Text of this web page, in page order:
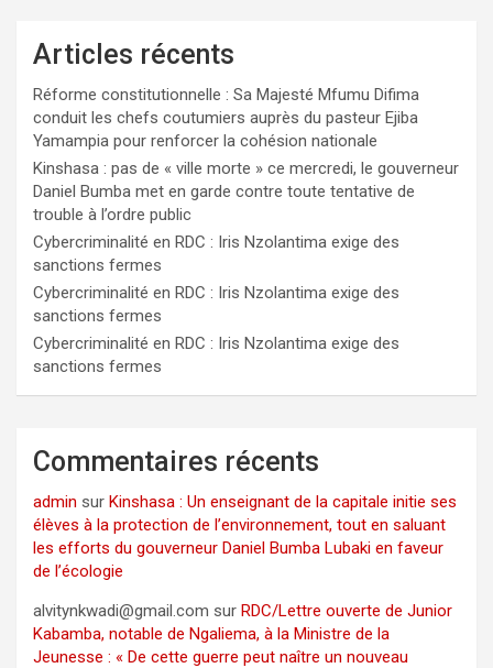
Articles récents
Réforme constitutionnelle : Sa Majesté Mfumu Difima
conduit les chefs coutumiers auprès du pasteur Ejiba
Yamampia pour renforcer la cohésion nationale
Kinshasa : pas de « ville morte » ce mercredi, le gouverneur
Daniel Bumba met en garde contre toute tentative de
trouble à l’ordre public
Cybercriminalité en RDC : Iris Nzolantima exige des
sanctions fermes
Cybercriminalité en RDC : Iris Nzolantima exige des
sanctions fermes
Cybercriminalité en RDC : Iris Nzolantima exige des
sanctions fermes
Commentaires récents
admin sur Kinshasa : Un enseignant de la capitale initie ses
élèves à la protection de l’environnement, tout en saluant
les efforts du gouverneur Daniel Bumba Lubaki en faveur
de l’écologie
alvitynkwadi@gmail.com sur RDC/Lettre ouverte de Junior
Kabamba, notable de Ngaliema, à la Ministre de la
Jeunesse : « De cette guerre peut naître un nouveau